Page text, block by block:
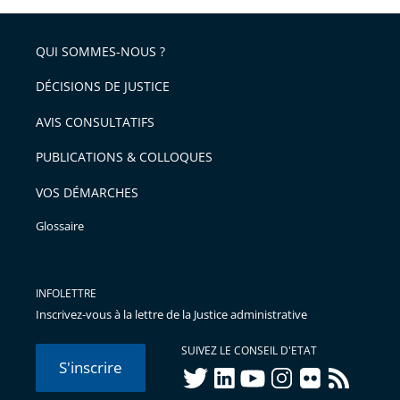
l'article
pour
avant
QUI SOMMES-NOUS ?
DÉCISIONS DE JUSTICE
AVIS CONSULTATIFS
PUBLICATIONS & COLLOQUES
VOS DÉMARCHES
Glossaire
INFOLETTRE
Inscrivez-vous à la lettre de la Justice administrative
S'inscrire
SUIVEZ LE CONSEIL D'ETAT
twitterlinkedInyoutubeinstagram
flickr rss